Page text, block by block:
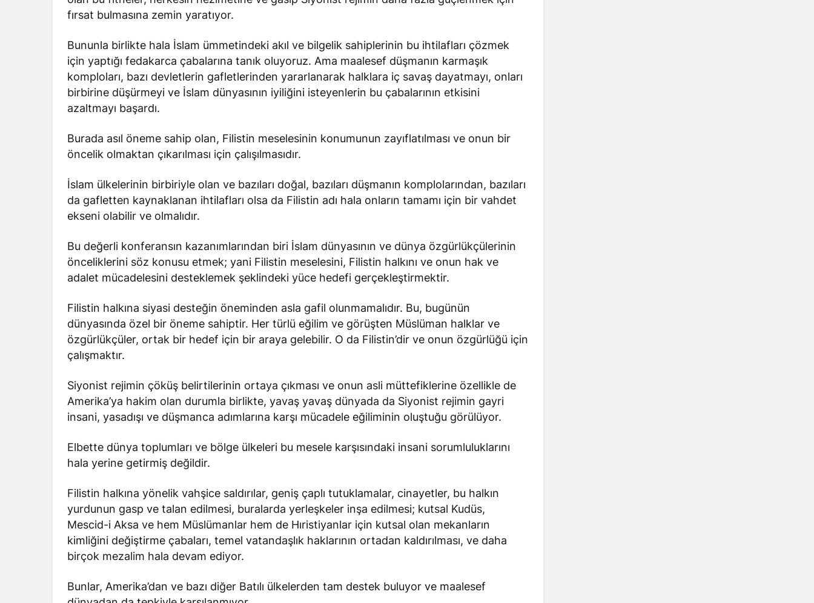
fırsat bulmasına zemin yaratıyor.
Bununla birlikte hala İslam ümmetindeki akıl ve bilgelik sahiplerinin bu ihtilafları çözmek
için yaptığı fedakarca çabalarına tanık oluyoruz. Ama maalesef düşmanın karmaşık
komploları, bazı devletlerin gafletlerinden yararlanarak halklara iç savaş dayatmayı, onları
birbirine düşürmeyi ve İslam dünyasının iyiliğini isteyenlerin bu çabalarının etkisini
azaltmayı başardı.
Burada asıl öneme sahip olan, Filistin meselesinin konumunun zayıflatılması ve onun bir
öncelik olmaktan çıkarılması için çalışılmasıdır.
İslam ülkelerinin birbiriyle olan ve bazıları doğal, bazıları düşmanın komplolarından, bazıları
da gafletten kaynaklanan ihtilafları olsa da Filistin adı hala onların tamamı için bir vahdet
ekseni olabilir ve olmalıdır.
Bu değerli konferansın kazanımlarından biri İslam dünyasının ve dünya özgürlükçülerinin
önceliklerini söz konusu etmek; yani Filistin meselesini, Filistin halkını ve onun hak ve
adalet mücadelesini desteklemek şeklindeki yüce hedefi gerçekleştirmektir.
Filistin halkına siyasi desteğin öneminden asla gafil olunmamalıdır. Bu, bugünün
dünyasında özel bir öneme sahiptir. Her türlü eğilim ve görüşten Müslüman halklar ve
özgürlükçüler, ortak bir hedef için bir araya gelebilir. O da Filistin’dir ve onun özgürlüğü için
çalışmaktır.
Siyonist rejimin çöküş belirtilerinin ortaya çıkması ve onun asli müttefiklerine özellikle de
Amerika’ya hakim olan durumla birlikte, yavaş yavaş dünyada da Siyonist rejimin gayri
insani, yasadışı ve düşmanca adımlarına karşı mücadele eğiliminin oluştuğu görülüyor.
Elbette dünya toplumları ve bölge ülkeleri bu mesele karşısındaki insani sorumluluklarını
hala yerine getirmiş değildir.
Filistin halkına yönelik vahşice saldırılar, geniş çaplı tutuklamalar, cinayetler, bu halkın
yurdunun gasp ve talan edilmesi, buralarda yerleşkeler inşa edilmesi; kutsal Kudüs,
Mescid-i Aksa ve hem Müslümanlar hem de Hıristiyanlar için kutsal olan mekanların
kimliğini değiştirme çabaları, temel vatandaşlık haklarının ortadan kaldırılması, ve daha
birçok mezalim hala devam ediyor.
Bunlar, Amerika’dan ve bazı diğer Batılı ülkelerden tam destek buluyor ve maalesef